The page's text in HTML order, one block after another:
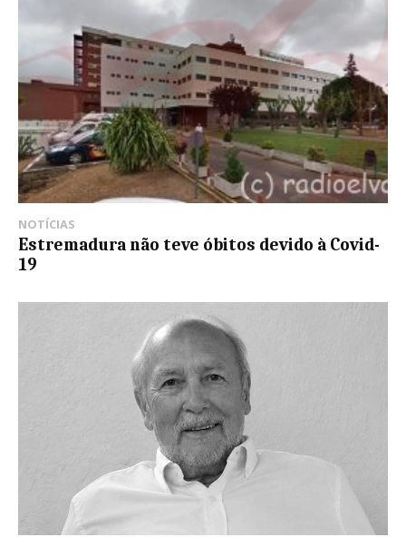
NOTÍCIAS
Estremadura não teve óbitos devido à Covid-
19